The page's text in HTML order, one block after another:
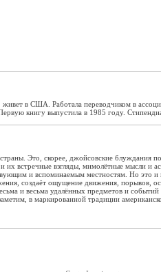
в США. Работала переводчиком в
книгу выпустила в 1985 году.
Это, скорее, джойсовские блуждания
встречные взгляды, мимолётные мысли и
и вспоминаемым местностям. Но это
создаёт ощущение движения, порывов,
и весьма удалённых предметов и
в маркированной традиции